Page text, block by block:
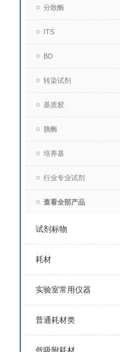
分散酶
ITS
BD
转染试剂
基质胶
胰酶
培养基
行业专业试剂
查看全部产品
试剂标物
耗材
实验室常用仪器
普通耗材类
低吸附耗材